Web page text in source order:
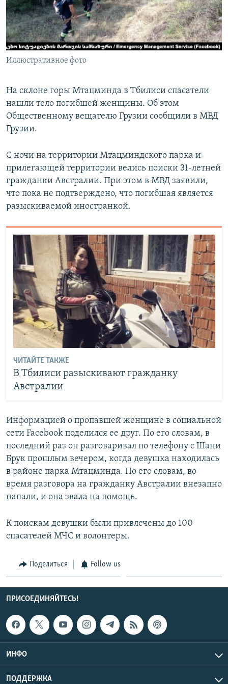
СПОРТ
МИР
БЛОГИ
ГОЛОСА
ЧИТАЕМ ПРЕССУ
АРХИВ РАДИОПРОГРАММЫ
Все сайты РСЕ/РС
Иллюстративное фото
На склоне горы Мтацминда в Тбилиси спасатели
нашли тело погибшей женщины. Об этом
Общественному вещателю Грузии сообщили в МВД
Грузии.
С ночи на территории Мтацминдского парка и
прилегающей территории велись поиски 31-летней
гражданки Австралии. При этом в МВД заявили,
что пока не подтверждено, что погибшая является
разыскиваемой иностранкой.
ЧИТАЙТЕ ТАКЖЕ
В Тбилиси разыскивают гражданку
Австралии
Информацией о пропавшей женщине в социальной
сети Facebook поделился ее друг. По его словам, в
последний раз он разговаривал по телефону с Шани
Брук прошлым вечером, когда девушка находилась
в районе парка Мтацминда. По его словам, во
время разговора на гражданку Австралии внезапно
напали, и она звала на помощь.
К поискам девушки были привлечены до 100
спасателей МЧС и волонтеры.
Поделиться Follow us
ПРИСОЕДИНЯЙТЕСЬ!
ИНФО
ПОДДЕРЖКА